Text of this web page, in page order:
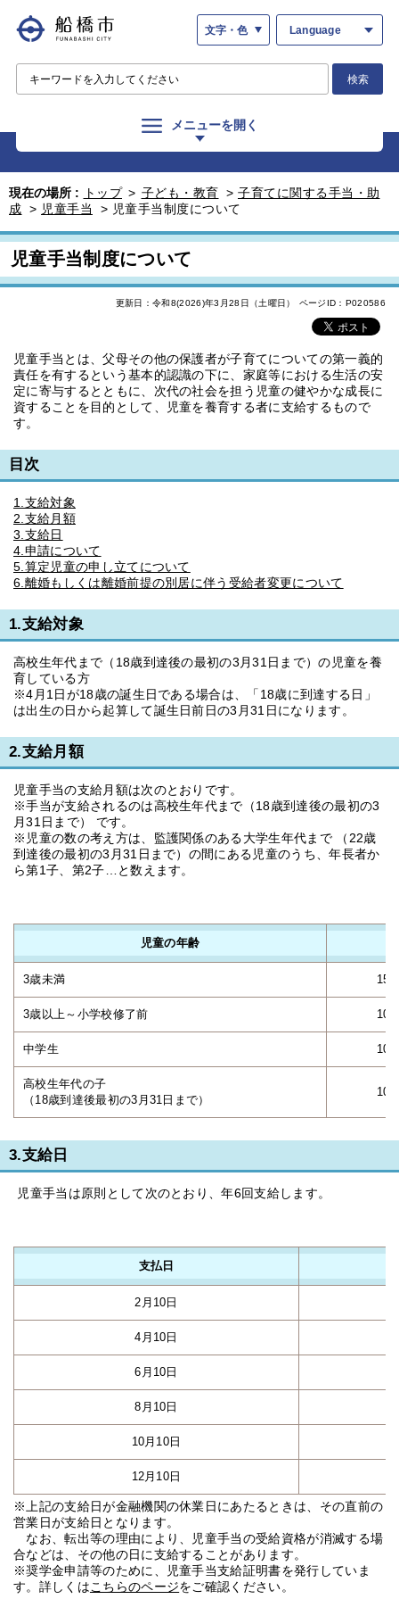
文字・色 Language
検索
メニューを開く
現在の場所 : トップ > 子ども・教育 > 子育てに関する手当・助
成 > 児童手当 > 児童手当制度について
児童手当制度について
更新日：令和8(2026)年3月28日（土曜日） ページID：P020586
児童手当とは、父母その他の保護者が子育てについての第一義的
責任を有するという基本的認識の下に、家庭等における生活の安
定に寄与するとともに、次代の社会を担う児童の健やかな成長に
資することを目的として、児童を養育する者に支給するもので
す。
目次
1.支給対象
2.支給月額
3.支給日
4.申請について
5.算定児童の申し立てについて
6.離婚もしくは離婚前提の別居に伴う受給者変更について
1.支給対象
高校生年代まで（18歳到達後の最初の3月31日まで）の児童を養
育している方
※4月1日が18歳の誕生日である場合は、「18歳に到達する日」
は出生の日から起算して誕生日前日の3月31日になります。
2.支給月額
児童手当の支給月額は次のとおりです。
※手当が支給されるのは高校生年代まで（18歳到達後の最初の3
月31日まで） です。
※児童の数の考え方は、監護関係のある大学生年代まで （22歳
到達後の最初の3月31日まで）の間にある児童のうち、年長者か
ら第1子、第2子…と数えます。
児童の年齢
3歳未満
3歳以上～小学校修了前
中学生
高校生年代の子
（18歳到達後最初の3月31日まで）
3.支給日
児童手当は原則として次のとおり、年6回支給します。
支払日
2月10日
4月10日
6月10日
8月10日
10月10日
12月10日
※上記の支給日が金融機関の休業日にあたるときは、その直前の
営業日が支給日となります。
なお、転出等の理由により、児童手当の受給資格が消滅する場
合などは、その他の日に支給することがあります。
※奨学金申請等のために、児童手当支給証明書を発行していま
す。詳しくはこちらのページをご確認ください。